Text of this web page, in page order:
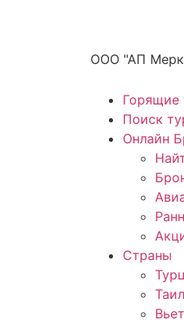
ООО "АП
Горящие
Поиск
Онлайн
Страны